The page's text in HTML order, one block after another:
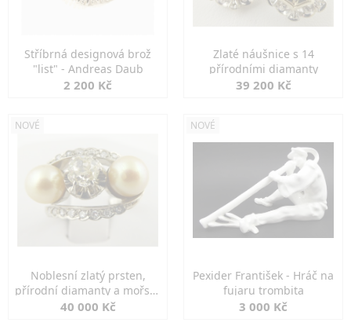
Stříbrná designová brož
"list" - Andreas Daub
2 200 Kč
Zlaté náušnice s 14
přírodními diamanty
39 200 Kč
NOVÉ
Noblesní zlatý prsten,
přírodní diamanty a mořské
perly
40 000 Kč
NOVÉ
Pexider František - Hráč na
fujaru trombita
3 000 Kč